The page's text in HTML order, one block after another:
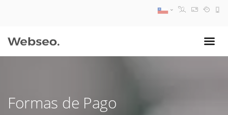
Formas de Pago
09:30 AM A 18:30 PM